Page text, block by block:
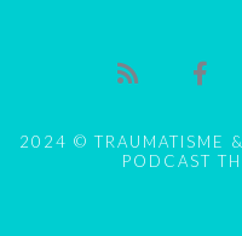
2024 © TRAUMATISME
PODCAST